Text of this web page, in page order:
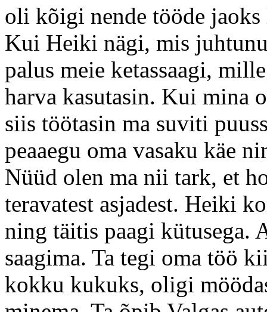
oli kõigi nende tööde
Kui Heiki nägi, mis
palus meie ketassaagi,
harva kasutasin. Kui mina
siis töötasin ma suviti
peaaegu oma vasaku käe
Nüüd olen ma nii tark, et
teravatest asjadest. Heiki
ning täitis paagi kütusega.
saagima. Ta tegi oma töö
kokku kukuks, oligi